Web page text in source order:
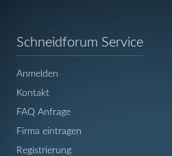
Schneidforum Service
Anmelden
Kontakt
FAQ Anfrage
Firma eintragen
Registrierung